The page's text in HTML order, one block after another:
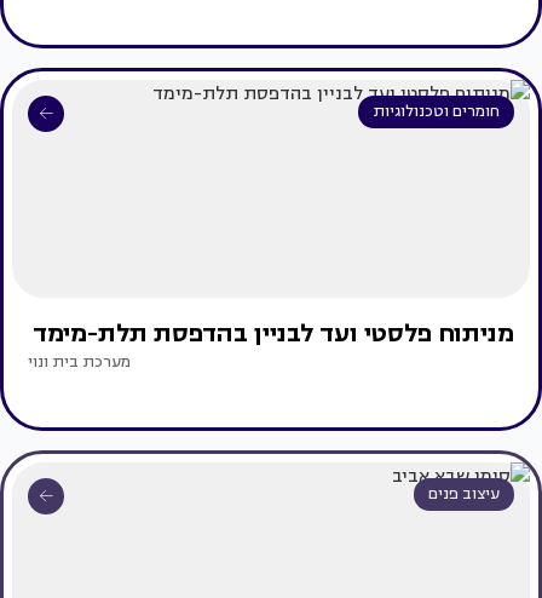
חומרים וטכנולוגיות
מניתוח פלסטי ועד לבניין בהדפסת תלת-מימד
מערכת בית ונוי
עיצוב פנים